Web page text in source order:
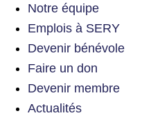
Notre équipe
Emplois à SERY
Devenir bénévole
Faire un don
Devenir membre
Actualités